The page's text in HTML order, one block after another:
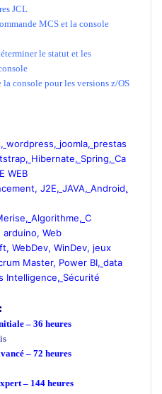
JCL
MCS et la console
le statut et les
console pour les versions z/OS
, wordpress, joomla, prestas
, Hibernate, Spring, Ca
WEB
, J2E, JAVA, Android,
, Algorithme, C
arduino, Web
, WebDev, WinDev, jeux
Master, Power BI, data
Intelligence, Sécurité
– 36 heures
– 72 heures
– 144 heures